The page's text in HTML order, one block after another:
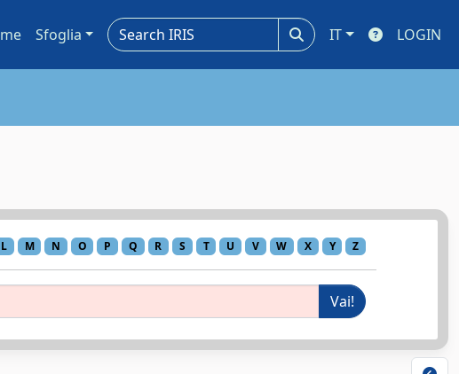
Sfoglia IT LOGIN
L M N O P Q R S T U V W X Y Z